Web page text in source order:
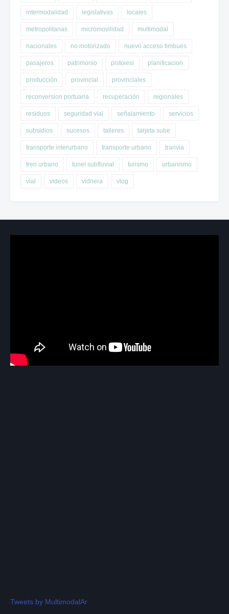
intermodalidad legislativas locales
metropolitanas micromovilidad multimodal
nacionales no motorizado nuevo acceso timbues
pasajeros patrimonio pistoiesi planificacion
producción provincial provinciales
reconversion portuaria recuperación regionales
residuos seguridad vial señalamiento servicios
subsidios sucesos talleres tarjeta sube
transporte interurbano transporte urbano tranvia
tren urbano tunel subfluvial turismo urbanismo
vial videos vidriera vlog
Tweets by MultimodalAr